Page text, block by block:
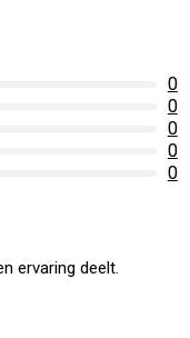
0
0
0
0
0
ervaring deelt.